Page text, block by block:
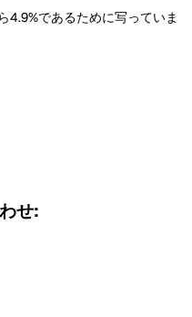
であるために写っていま
せ: